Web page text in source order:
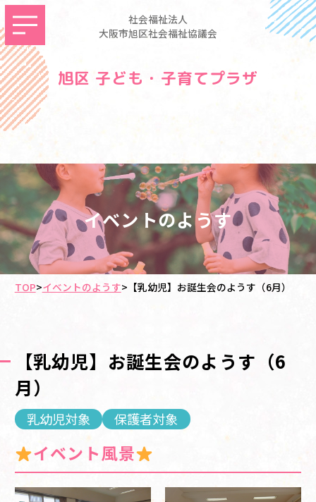
社会福祉法人
大阪市旭区社会福祉協議会
旭区 子ども・子育てプラザ
イベントのようす
TOP>イベントのようす> 【乳幼児】お誕生会のようす（6月）
【乳幼児】お誕生会のようす（6
月）
乳幼児対象 保護者対象
イベント風景